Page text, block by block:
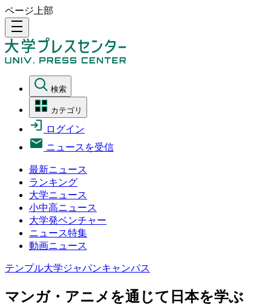
ページ上部
density_medium
検索
カテゴリ
ログイン
ニュースを受信
最新ニュース
ランキング
大学ニュース
小中高ニュース
大学発ベンチャー
ニュース特集
動画ニュース
テンプル大学ジャパンキャンパス
マンガ・アニメを通じて日本を学ぶ